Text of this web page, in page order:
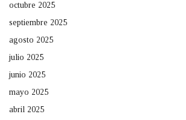
octubre 2025
septiembre 2025
agosto 2025
julio 2025
junio 2025
mayo 2025
abril 2025